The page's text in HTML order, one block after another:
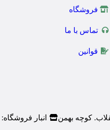
فروشگاه
تماس با ما
قوانین
کوچه بهمن انبار